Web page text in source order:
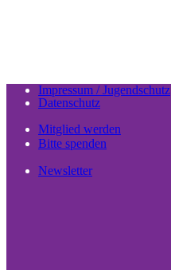
Impressum / Jugendschutz
Datenschutz
Mitglied werden
Bitte spenden
Newsletter